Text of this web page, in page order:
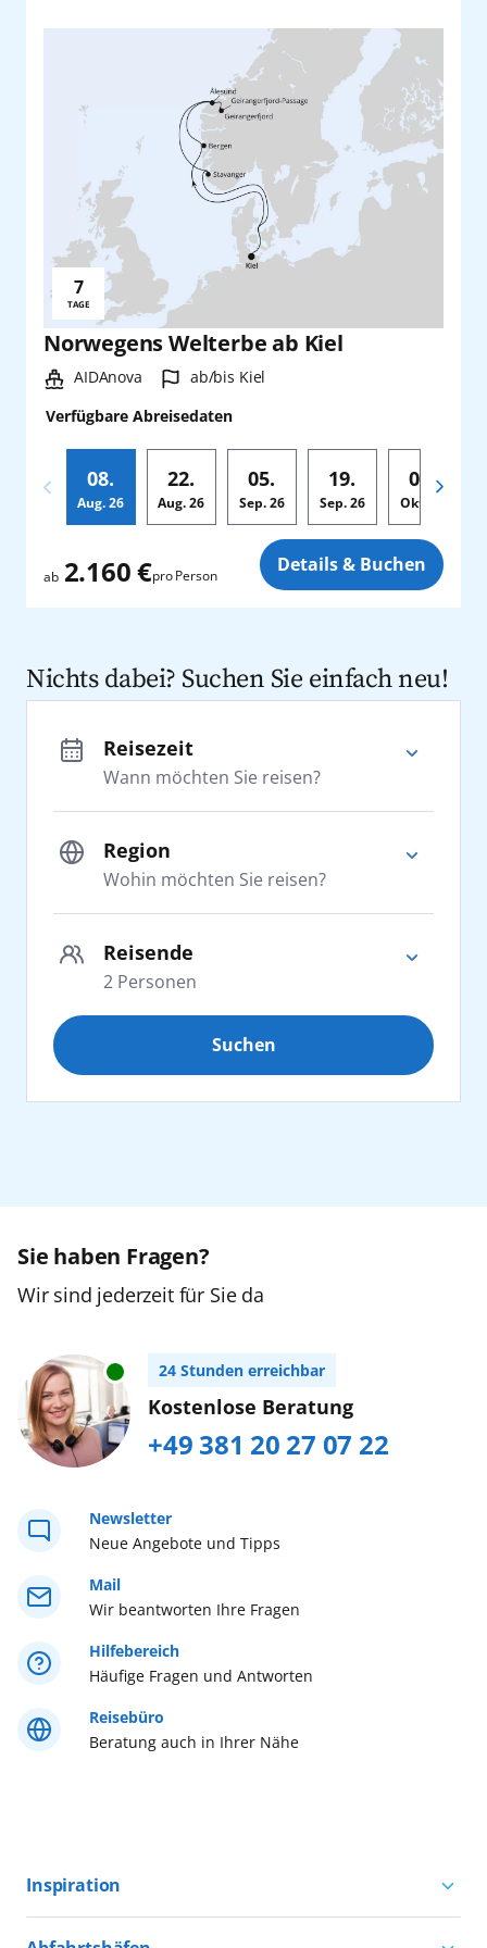
Norwegens Welterbe ab Kiel
Schiff:
AIDAnova Hafen:
ab/bis Kiel
Verfügbare Abreisedaten
08.
Aug. 26
22.
Aug. 26
05.
Sep.26
19.
Sep.26
03.
Okt.
Reisedauer:
7
TAGE
ab 2.160 €pro Person Details & Buchen
Nichts dabei? Suchen Sie einfach neu!
Wann möchten Sie reisen?
Reisezeit
Wohin möchten Sie reisen?
Region
Adria
Orient
Südostasien
Weltreise
Östliches Mittelmeer
2 Personen
Reisende
2
Kinder
2 bis 15 Jahre
Urlaub mit Baby
Buchen Sie bitte im AIDA Kundencenter,
Tel. +49 (0) 381/20 27 07 22...mehr erfahren
Suchen
Sie haben Fragen?
Wir sind jederzeit für Sie da
24 Stunden erreichbar
Kostenlose Beratung
+49 381 20 27 07 22
Neue Angebote und Tipps
Newsletter
Häufige Fragen und Antworten
Hilfebereich
Wir beantworten Ihre Fragen
Mail
Beratung auch in Ihrer Nähe
Reisebüro
Inspiration
Aktivurlaub mit AIDA